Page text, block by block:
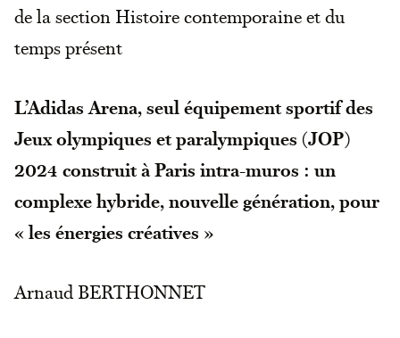
de la section Histoire contemporaine et du
temps présent
L’Adidas Arena, seul équipement sportif des
Jeux olympiques et paralympiques (JOP)
2024 construit à Paris intra-muros : un
complexe hybride, nouvelle génération, pour
« les énergies créatives »
Arnaud BERTHONNET